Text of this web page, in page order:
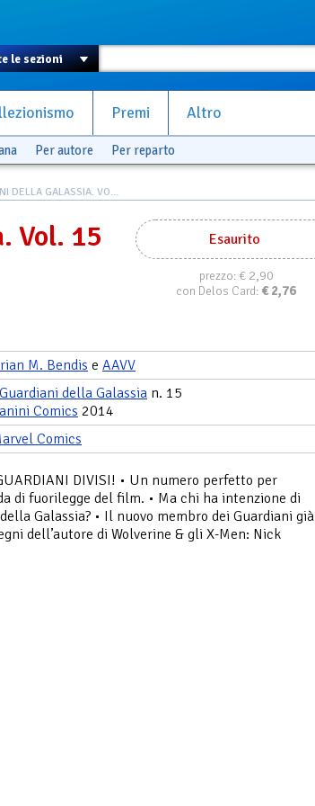
Premi Altro
Per autore Per reparto
DELLA GALASSIA. VO...
Esaurito
prezzo:€ 2,90
con Delos Card: € 2,76
Vol. 15
M. Bendis e AAVV
della Galassia n. 15
Comics 2014
Comics
DIVISI! • Un numero perfetto per
di fuorilegge del film. • Ma chi ha intenzione di
Galassia? • Il nuovo membro dei Guardiani già
dell’autore di Wolverine & gli X-Men: Nick